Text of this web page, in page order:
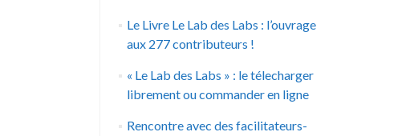
Le Livre Le Lab des Labs : l’ouvrage
aux 277 contributeurs !
« Le Lab des Labs » : le télecharger
librement ou commander en ligne
Rencontre avec des facilitateurs-